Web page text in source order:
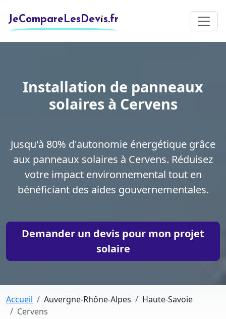
JeCompareLesDevis.fr
Installation de panneaux
solaires à Cervens
Jusqu'à 80% d'autonomie énergétique grâce
aux panneaux solaires à Cervens. Réduisez
votre impact environnemental tout en
bénéficiant des aides gouvernementales.
Demander un devis pour mon projet
solaire
Accueil Auvergne-Rhône-Alpes
Haute-Savoie
Cervens